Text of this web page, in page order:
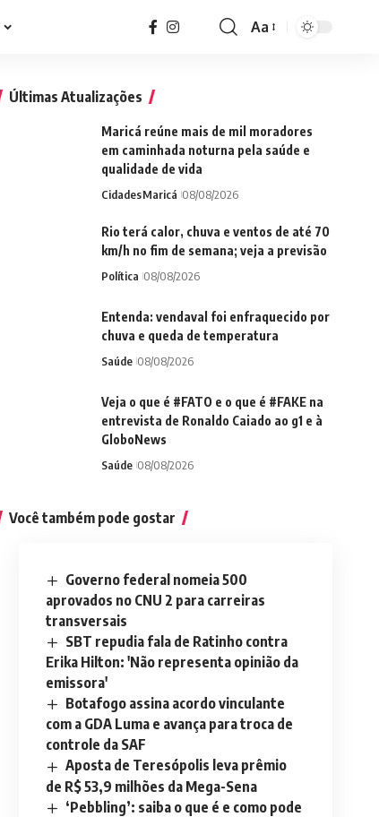
Font
Aa
Últimas Atualizações
Maricá reúne mais de mil moradores
em caminhada noturna pela saúde e
qualidade de vida
CidadesMaricá 08/08/2026
Rio terá calor, chuva e ventos de até 70
km/h no fim de semana; veja a previsão
Política 08/08/2026
Entenda: vendaval foi enfraquecido por
chuva e queda de temperatura
Saúde 08/08/2026
Veja o que é #FATO e o que é #FAKE na
entrevista de Ronaldo Caiado ao g1 e à
GloboNews
Saúde 08/08/2026
Você também pode gostar
Governo federal nomeia 500
aprovados no CNU 2 para carreiras
transversais
SBT repudia fala de Ratinho contra
Erika Hilton: 'Não representa opinião da
emissora'
Botafogo assina acordo vinculante
com a GDA Luma e avança para troca de
controle da SAF
Aposta de Teresópolis leva prêmio
de R$ 53,9 milhões da Mega-Sena
‘Pebbling’: saiba o que é e como pode